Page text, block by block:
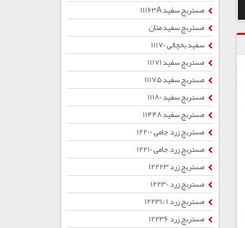
مستربچ سفید 11163A
مستربچ سفید متان
سفید یخچالی 11170
مستربچ سفید 11171
مستربچ سفید 11175
مستربچ سفید 11180
مستربچ سفید 11448
مستربچ زرد جامی 12200
مستربچ زرد جامی 12210
مستربچ زرد 12223
مستربچ زرد 12230
مستربچ زرد 12231/1
مستربچ زرد 12236